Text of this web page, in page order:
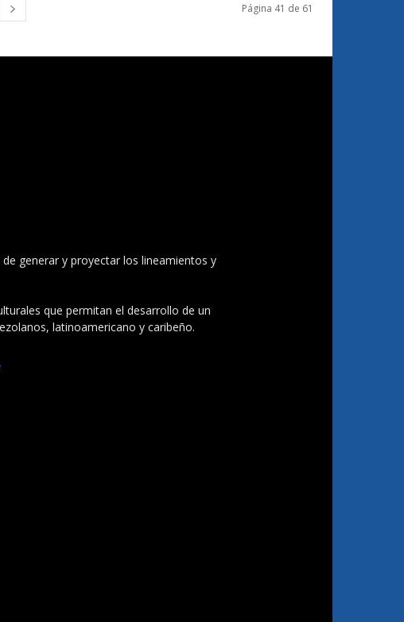
Página 41 de 61
generar y proyectar los lineamientos y
que permitan el desarrollo de un
latinoamericano y caribeño.